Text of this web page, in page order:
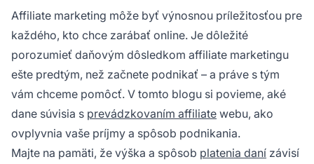
Affiliate marketing môže byť výnosnou príležitosťou pre
každého, kto chce zarábať online. Je dôležité
porozumieť daňovým dôsledkom affiliate marketingu
ešte predtým, než začnete podnikať – a práve s tým
vám chceme pomôcť. V tomto blogu si povieme, aké
dane súvisia s prevádzkovaním affiliate webu, ako
ovplyvnia vaše príjmy a spôsob podnikania.
Majte na pamäti, že výška a spôsob platenia daní závisí